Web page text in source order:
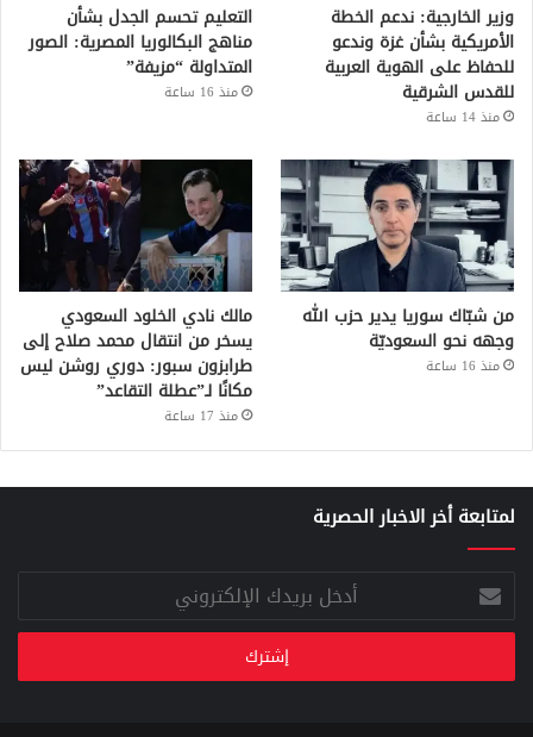
وزير الخارجية: ندعم الخطة
الأمريكية بشأن غزة وندعو
للحفاظ على الهوية العربية
للقدس الشرقية
منذ 14 ساعة
التعليم تحسم الجدل بشأن
مناهج البكالوريا المصرية: الصور
المتداولة “مزيفة”
منذ 16 ساعة
من شبّاك سوريا يدير حزب الله
وجهه نحو السعوديّة
منذ 16 ساعة
مالك نادي الخلود السعودي
يسخر من انتقال محمد صلاح إلى
طرابزون سبور: دوري روشن ليس
مكانًا لـ”عطلة التقاعد”
منذ 17 ساعة
لمتابعة أخر الاخبار الحصرية
أدخل
بريدك
الإلكتروني